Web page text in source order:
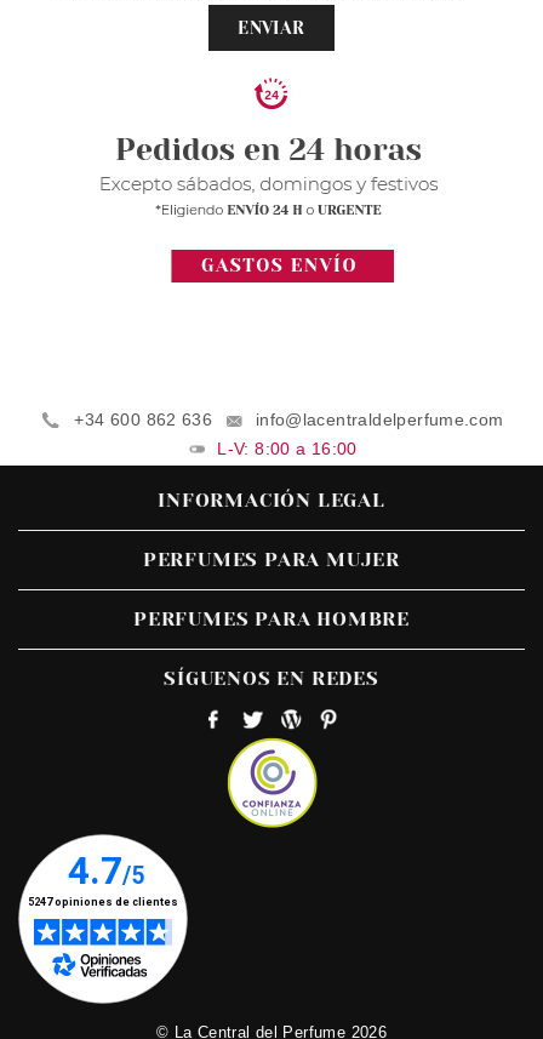
ENVIAR
+34 600 862 636
info@lacentraldelperfume.com
L-V: 8:00 a 16:00
INFORMACIÓN LEGAL
PERFUMES PARA MUJER
PERFUMES PARA HOMBRE
SÍGUENOS EN REDES
© La Central del Perfume 2026